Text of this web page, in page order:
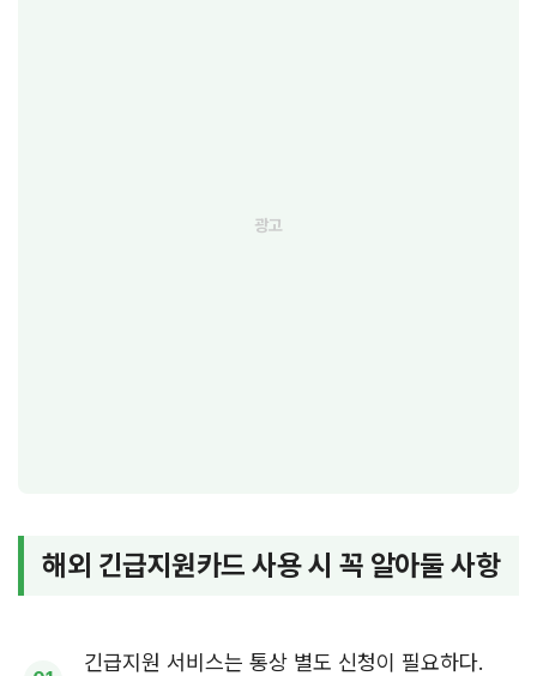
해외 긴급지원카드 사용 시 꼭 알아둘 사항
긴급지원 서비스는 통상 별도 신청이 필요하다.